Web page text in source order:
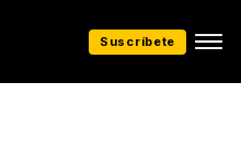
Suscríbete